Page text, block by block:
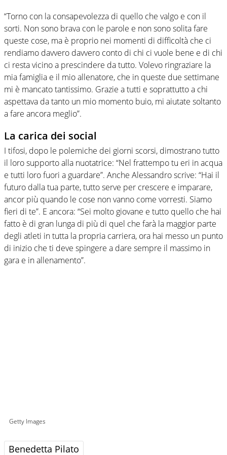
“Torno con la consapevolezza di quello che valgo e con il
sorti. Non sono brava con le parole e non sono solita fare
queste cose, ma è proprio nei momenti di difficoltà che ci
rendiamo davvero davvero conto di chi ci vuole bene e di chi
ci resta vicino a prescindere da tutto. Volevo ringraziare la
mia famiglia e il mio allenatore, che in queste due settimane
mi è mancato tantissimo. Grazie a tutti e soprattutto a chi
aspettava da tanto un mio momento buio, mi aiutate soltanto
a fare ancora meglio”.
La carica dei social
I tifosi, dopo le polemiche dei giorni scorsi, dimostrano tutto
il loro supporto alla nuotatrice: “Nel frattempo tu eri in acqua
e tutti loro fuori a guardare”. Anche Alessandro scrive: “Hai il
futuro dalla tua parte, tutto serve per crescere e imparare,
ancor più quando le cose non vanno come vorresti. Siamo
fieri di te”. E ancora: “Sei molto giovane e tutto quello che hai
fatto è di gran lunga di più di quel che farà la maggior parte
degli atleti in tutta la propria carriera, ora hai messo un punto
di inizio che ti deve spingere a dare sempre il massimo in
gara e in allenamento”.
Getty Images
Benedetta Pilato